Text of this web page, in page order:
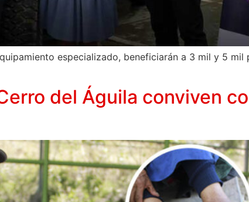
especializado, beneficiarán a 3 mil y 5
del Águila conviven